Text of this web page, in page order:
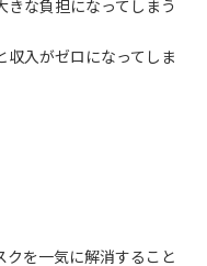
きな負担になってしまう
収入がゼロになってしま
クを一気に解消すること